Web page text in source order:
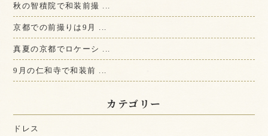
秋の智積院で和装前撮 ...
京都での前撮りは9月 ...
真夏の京都でロケーシ ...
9月の仁和寺で和装前 ...
カテゴリー
ドレス